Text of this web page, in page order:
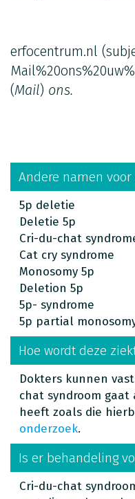
erfocentrum.nl
(Mail) ons.
Andere namen
5p deletie
Deletie 5p
Cri-du-chat
Cat cry syndrome
Monosomy 5p
Deletion 5p
5p- syndrome
5p partial
Hoe wordt deze
Dokters kunnen
chat syndroom
heeft zoals die
onderzoek.
Is er behandeling
Cri-du-chat